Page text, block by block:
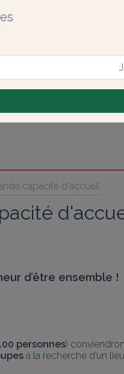
capacité d'accueil
d’être ensemble !
personnes)
à la recherche d’un